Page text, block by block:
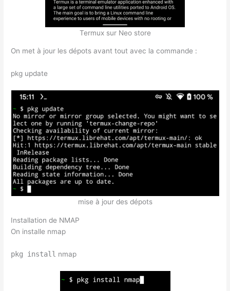
Termux sur Neo store
On met à jour les dépots avant tout avec la commande :
pkg update
mise à jour des dépots
Installation de NMAP
On installe nmap
pkg install nmap